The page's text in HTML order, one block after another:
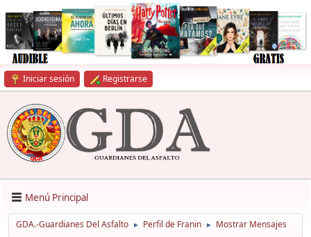
Iniciar sesión Registrarse
Menú Principal
GDA.-Guardianes Del Asfalto ► Perfil de Franin ► Mostrar Mensajes